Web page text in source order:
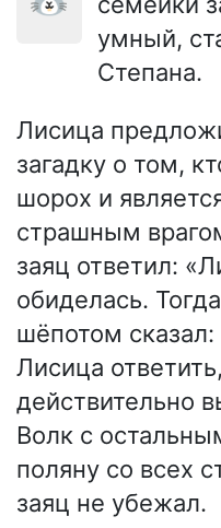
умный,
Степана.
Лисица
загадку о том,
шорох и
страшным
заяц ответил:
обиделась.
шёпотом
Лисица
действительно
Волк с
поляну со всех
заяц не убежал.